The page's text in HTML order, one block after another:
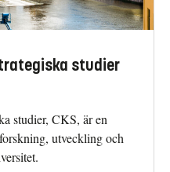
studier
studier, CKS, är en
utveckling och